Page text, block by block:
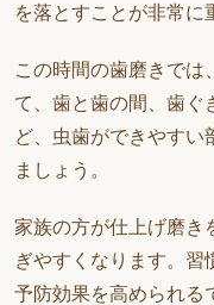
を落とすことが非常に
この時間の歯磨きでは
て、歯と歯の間、歯ぐ
ど、虫歯ができやすい
ましょう。
家族の方が仕上げ磨き
ぎやすくなります。習
予防効果を高められる